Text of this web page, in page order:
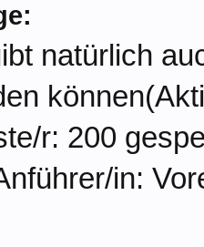
natürlich
r: 200
in: